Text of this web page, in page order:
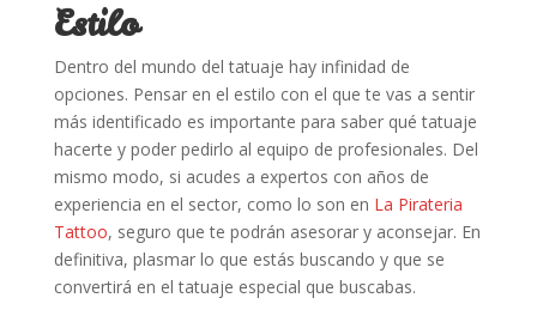
Estilo
Dentro del mundo del tatuaje hay infinidad de
opciones. Pensar en el estilo con el que te vas a sentir
más identificado es importante para saber qué tatuaje
hacerte y poder pedirlo al equipo de profesionales. Del
mismo modo, si acudes a expertos con años de
experiencia en el sector, como lo son en La Pirateria
Tattoo, seguro que te podrán asesorar y aconsejar. En
definitiva, plasmar lo que estás buscando y que se
convertirá en el tatuaje especial que buscabas.